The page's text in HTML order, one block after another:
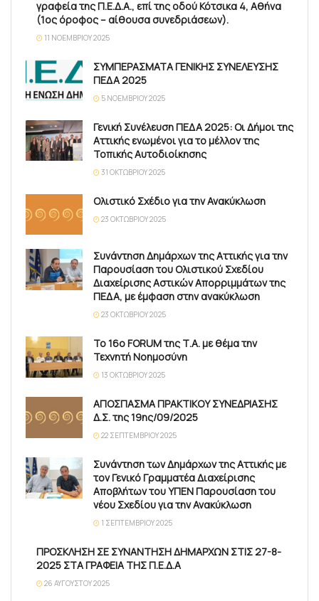
γραφεία της Π.Ε.Δ.Α., επί της οδού Κότσικα 4, Αθήνα
(1ος όροφος – αίθουσα συνεδριάσεων).
11 ΝΟΕΜΒΡΊΟΥ 2025
ΣΥΜΠΕΡΑΣΜΑΤΑ ΓΕΝΙΚΗΣ ΣΥΝΕΛΕΥΣΗΣ
ΠΕΔΑ 2025
5 ΝΟΕΜΒΡΊΟΥ 2025
Γενική Συνέλευση ΠΕΔΑ 2025: Οι Δήμοι της
Αττικής ενωμένοι για το μέλλον της
Τοπικής Αυτοδιοίκησης
31 ΟΚΤΩΒΡΊΟΥ 2025
Ολιστικό Σχέδιο για την Ανακύκλωση
23 ΟΚΤΩΒΡΊΟΥ 2025
Συνάντηση Δημάρχων της Αττικής για την
Παρουσίαση του Ολιστικού Σχεδίου
Διαχείρισης Αστικών Απορριμμάτων της
ΠΕΔΑ, με έμφαση στην ανακύκλωση
23 ΟΚΤΩΒΡΊΟΥ 2025
Το 16ο FORUM της Τ.Α. με θέμα την
Τεχνητή Νοημοσύνη
13 ΟΚΤΩΒΡΊΟΥ 2025
ΑΠΟΣΠΑΣΜΑ ΠΡΑΚΤΙΚΟΥ ΣΥΝΕΔΡΙΑΣΗΣ
Δ.Σ. της 19ης/09/2025
22 ΣΕΠΤΕΜΒΡΊΟΥ 2025
Συνάντηση των Δημάρχων της Αττικής με
τον Γενικό Γραμματέα Διαχείρισης
Αποβλήτων του ΥΠΕΝ Παρουσίαση του
νέου Σχεδίου για την Ανακύκλωση
1 ΣΕΠΤΕΜΒΡΊΟΥ 2025
ΠΡΟΣΚΛΗΣΗ ΣΕ ΣΥΝΑΝΤΗΣΗ ΔΗΜΑΡΧΩΝ ΣΤΙΣ 27-8-
2025 ΣΤΑ ΓΡΑΦΕΙΑ ΤΗΣ Π.Ε.Δ.Α
26 ΑΥΓΟΎΣΤΟΥ 2025